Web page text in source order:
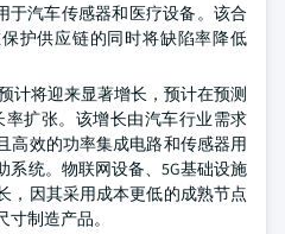
于汽车传感器和医疗设备。该合
护供应链的同时将缺陷率降低
计将迎来显著增长，预计在预测
率扩张。该增长由汽车行业需求
高效的功率集成电路和传感器用
系统。物联网设备、5G基础设施
，因其采用成本更低的成熟节点
制造产品。